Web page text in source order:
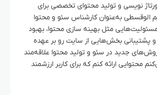
نویسی و تولید محتوای تخصصی برای
الوقسطی به‌عنوان کارشناس سئو و محتوا
مثل بهینه سازی محتوا، بهبود
و پشتیبانی بخش‌هایی از سایت رو بر عهده
جدید در سئو و تولید محتوا علاقه‌مند
محتوایی ارائه کنم که برای کاربر ارزشمند